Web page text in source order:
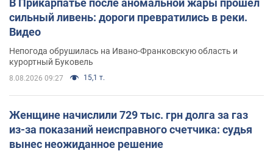
сильный ливень: дороги превратились в реки.
Видео
Непогода обрушилась на Ивано-Франковскую область и
курортный Буковель
8.08.2026 09:27 15,1 т.
Женщине начислили 729 тыс. грн долга за газ
из-за показаний неисправного счетчика: судья
вынес неожиданное решение